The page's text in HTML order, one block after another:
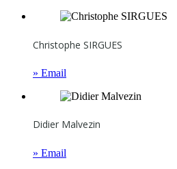
Christophe SIRGUES
» Email
Didier Malvezin
» Email